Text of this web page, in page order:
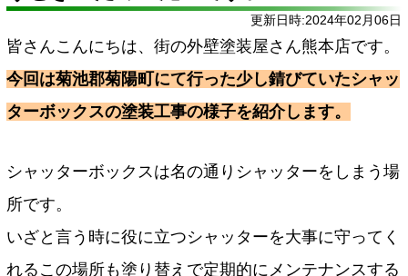
更新日時:2024年02月06日
皆さんこんにちは、街の外壁塗装屋さん熊本店です。
今回は菊池郡菊陽町にて行った少し錆びていたシャッ
ターボックスの塗装工事の様子を紹介します。
シャッターボックスは名の通りシャッターをしまう場
所です。
いざと言う時に役に立つシャッターを大事に守ってく
れるこの場所も塗り替えで定期的にメンテナンスする